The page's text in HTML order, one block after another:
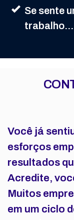
Se sente
trabalho...
Você já
esforços
resultados
Acredite,
Muitos
em um ciclo